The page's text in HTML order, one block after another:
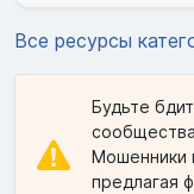
Все ресурсы
Будьте
Мошенники
предлагая